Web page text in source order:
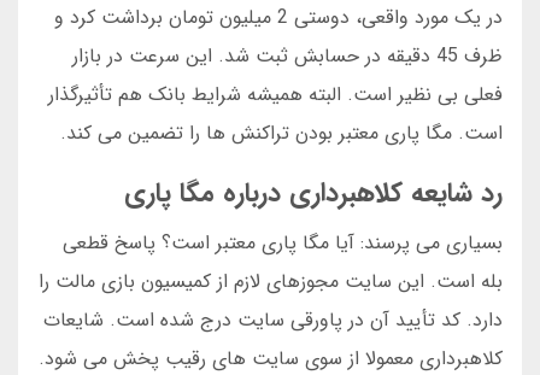
در یک مورد واقعی، دوستی 2 میلیون تومان برداشت کرد و
ظرف 45 دقیقه در حسابش ثبت شد. این سرعت در بازار
فعلی بی نظیر است. البته همیشه شرایط بانک هم تأثیرگذار
است. مگا پاری معتبر بودن تراکنش ها را تضمین می کند.
رد شایعه کلاهبرداری درباره مگا پاری
بسیاری می پرسند: آیا مگا پاری معتبر است؟ پاسخ قطعی
بله است. این سایت مجوزهای لازم از کمیسیون بازی مالت را
دارد. کد تأیید آن در پاورقی سایت درج شده است. شایعات
کلاهبرداری معمولا از سوی سایت های رقیب پخش می شود.